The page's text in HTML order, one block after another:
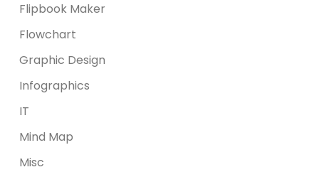
Flipbook Maker
Flowchart
Graphic Design
Infographics
IT
Mind Map
Misc